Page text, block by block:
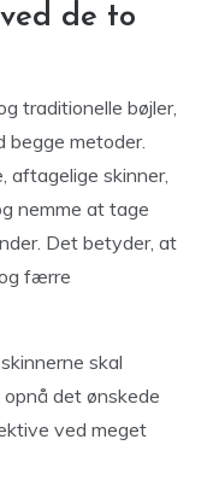
de to
traditionelle bøjler,
begge metoder.
aftagelige skinner,
nemme at tage
Det betyder, at
færre
skal
det ønskede
ved meget